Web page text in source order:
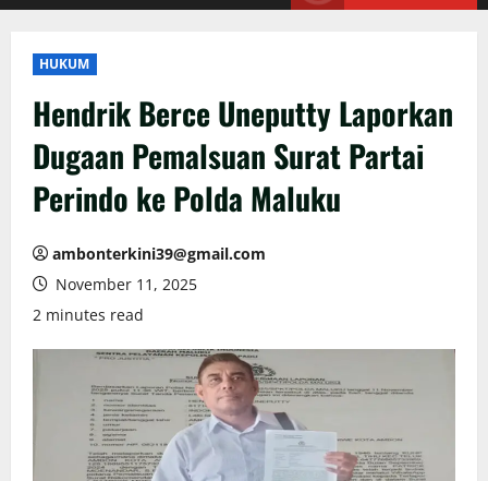
HUKUM
Hendrik Berce Uneputty Laporkan
Dugaan Pemalsuan Surat Partai
Perindo ke Polda Maluku
ambonterkini39@gmail.com
November 11, 2025
2 minutes read